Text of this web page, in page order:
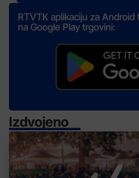
RTVTK aplikaciju za
na Google Play trgovini:
Izdvojeno